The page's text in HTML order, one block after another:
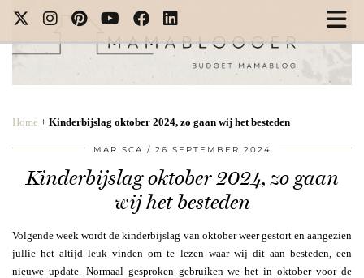
Home + Kinderbijslag oktober 2024, zo gaan wij het besteden
MARISCA 26 SEPTEMBER 2024
Kinderbijslag oktober 2024, zo gaan
wij het besteden
Volgende week wordt de kinderbijslag van oktober weer gestort en aangezien
jullie het altijd leuk vinden om te lezen waar wij dit aan besteden, een
nieuwe update. Normaal gesproken gebruiken we het in oktober voor de